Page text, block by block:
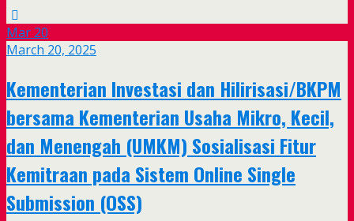
Mar 20
March 20, 2025
Kementerian Investasi dan Hilirisasi/BKPM
bersama Kementerian Usaha Mikro, Kecil,
dan Menengah (UMKM) Sosialisasi Fitur
Kemitraan pada Sistem Online Single
Submission (OSS)